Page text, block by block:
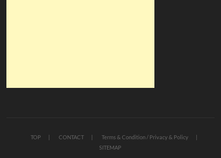
TOP CONTACT
Terms & Condition / Privacy & Policy
SITEMAP